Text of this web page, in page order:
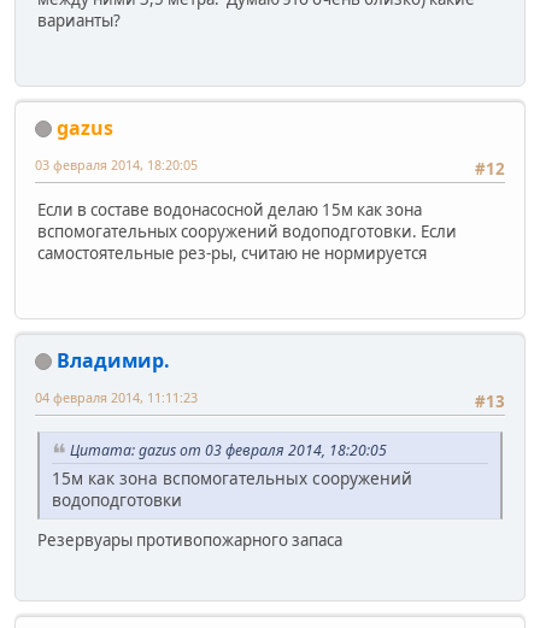
варианты?
gazus
#12
03 февраля 2014, 18:20:05
Если в составе водонасосной делаю 15м как зона
вспомогательных сооружений водоподготовки. Если
самостоятельные рез-ры, считаю не нормируется
Владимир.
#13
04 февраля 2014, 11:11:23
Цитата: gazus от 03 февраля 2014, 18:20:05
15м как зона вспомогательных сооружений
водоподготовки
Резервуары противопожарного запаса